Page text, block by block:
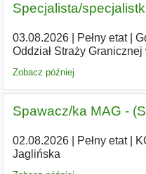
Specjalista/
03.08.2026| Pełny etat|
Oddział Straży
Zobacz później
Spawacz/ka MAG -
02.08.2026| Pełny etat|
Jaglińska